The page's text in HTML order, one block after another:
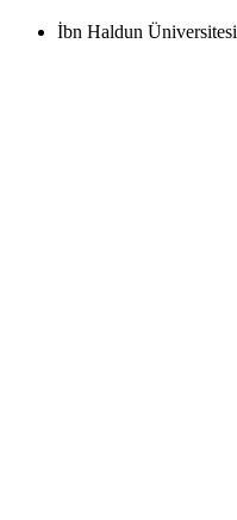
İbn Haldun Üniversitesi